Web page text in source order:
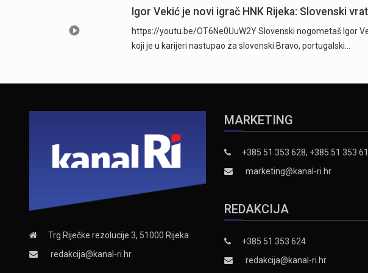
Igor Vekić je novi igrač HNK Rijeka: Slovenski
https://youtu.be/OT6Ne0UuW2Y Slovenski nogometaš Igor
koji je u karijeri nastupao za slovenski Bravo, portugalski…
Trg Riječke rezolucije 3, 51000 Rijeka
redakcija@kanal-ri.hr
MARKETING
+385 51 353 628, +385 51 353
marketing@kanal-ri.hr
REDAKCIJA
+385 51 353 624
redakcija@kanal-ri.hr